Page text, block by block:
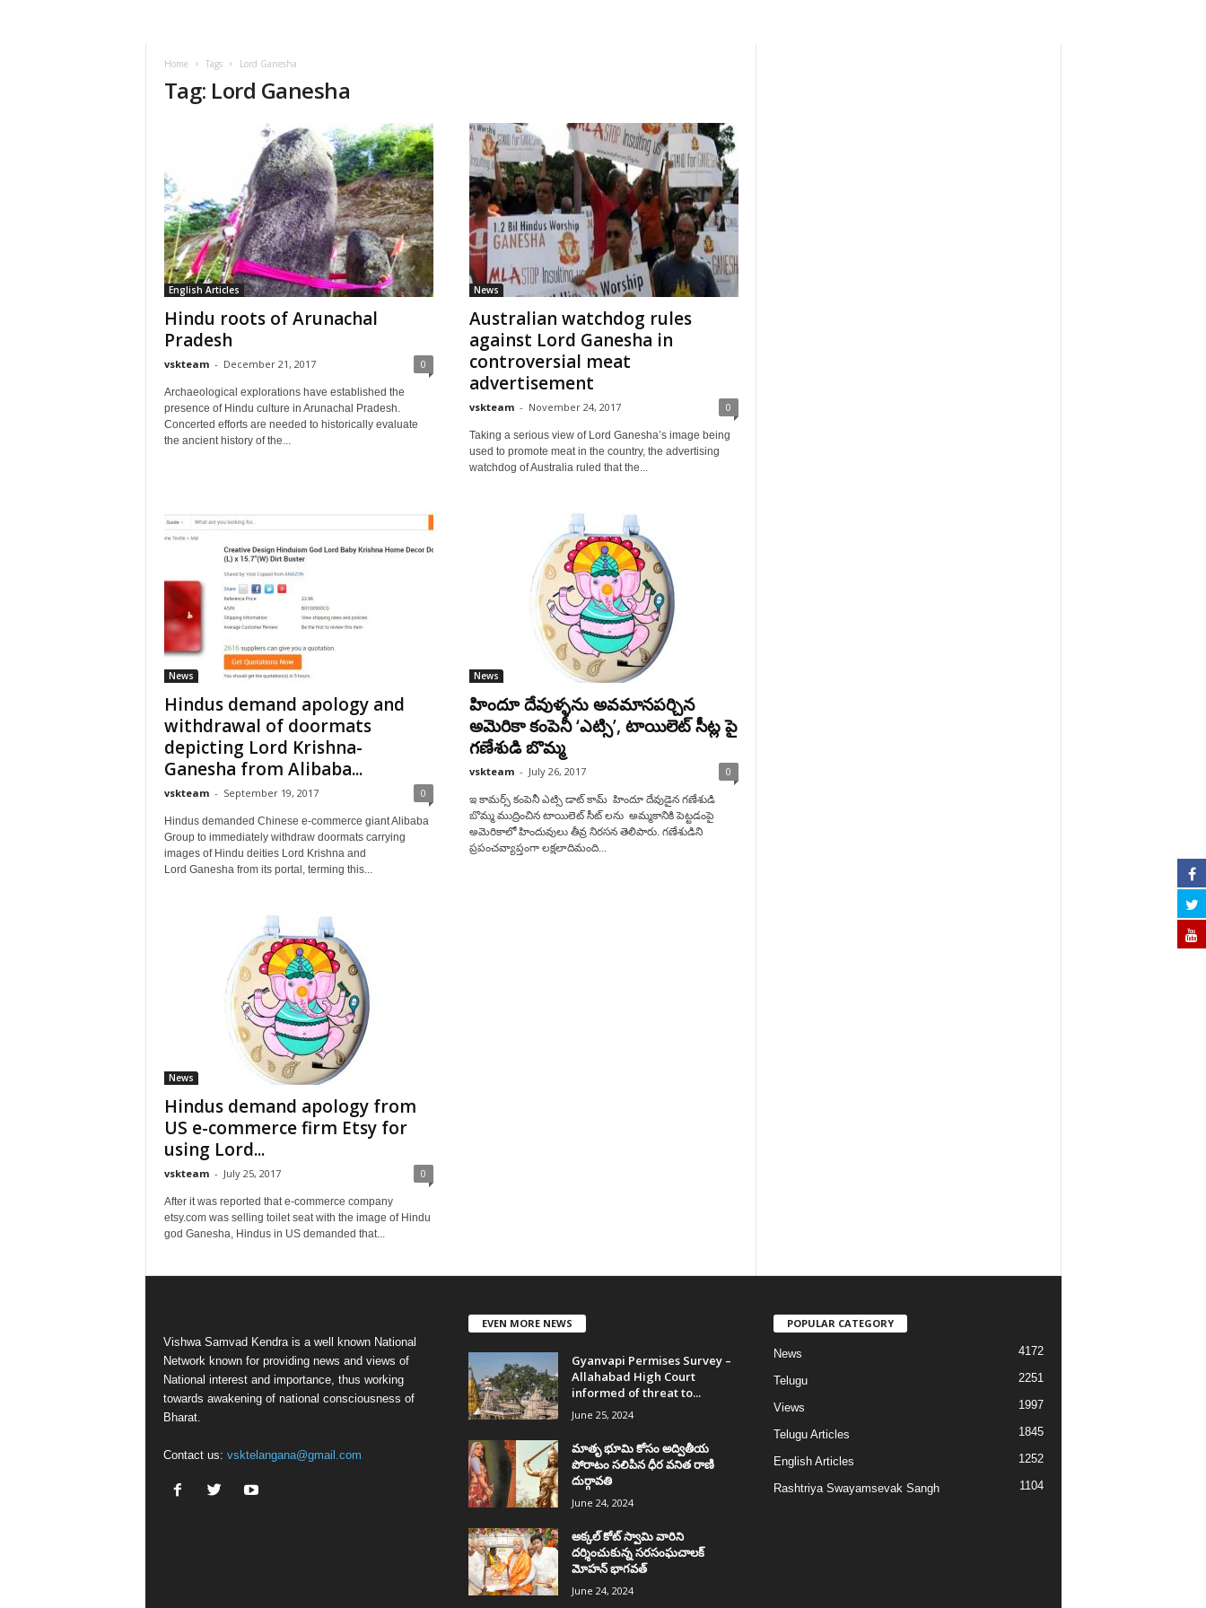
Home Tags Lord Ganesha
Tag: Lord Ganesha
English Articles
Hindu roots of Arunachal
Pradesh
vskteam - December 21, 2017 0
Archaeological explorations have established the
presence of Hindu culture in Arunachal Pradesh.
Concerted efforts are needed to historically evaluate
the ancient history of the...
News
Australian watchdog rules
against Lord Ganesha in
controversial meat
advertisement
vskteam - November 24, 2017 0
Taking a serious view of Lord Ganesha’s image being
used to promote meat in the country, the advertising
watchdog of Australia ruled that the...
News
Hindus demand apology and
withdrawal of doormats
depicting Lord Krishna-
Ganesha from Alibaba...
vskteam - September 19, 2017 0
Hindus demanded Chinese e-commerce giant Alibaba
Group to immediately withdraw doormats carrying
images of Hindu deities Lord Krishna and
Lord Ganesha from its portal, terming this...
News
హిందూ దేవుళ్ళను అవమానపర్చిన
అమెరికా కంపెనీ ‘ఎట్సి’, టాయిలెట్ సీట్ల పై
గణేశుడి బొమ్మ
vskteam - July 26, 2017 0
ఇ కామర్స్ కంపెనీ ఎట్సి డాట్ కామ్ హిందూ దేవుడైన గణేశుడి
బొమ్మ ముద్రించిన టాయిలెట్ సీట్ లను అమ్మకానికి పెట్టడంపై
అమెరికాలో హిందువులు తీవ్ర నిరసన తెలిపారు. గణేశుడిని
ప్రపంచవ్యాప్తంగా లక్షలాదిమంది...
News
Hindus demand apology from
US e-commerce firm Etsy for
using Lord...
vskteam - July 25, 2017 0
After it was reported that e-commerce company
etsy.com was selling toilet seat with the image of Hindu
god Ganesha, Hindus in US demanded that...
Vishwa Samvad Kendra is a well known National
Network known for providing news and views of
National interest and importance, thus working
towards awakening of national consciousness of
Bharat.
Contact us: vsktelangana@gmail.com
EVEN MORE NEWS
Gyanvapi Permises Survey –
Allahabad High Court
informed of threat to...
June 25, 2024
మాతృ భూమి కోసం అద్వితీయ
పోరాటం సలిపిన ధీర వనిత రాణి
దుర్గావతి
June 24, 2024
అక్కల్‌ కోట్‌ స్వామి వారిని
దర్శించుకున్న సరసంఘచాలక్
మోహన్ భాగవత్
June 24, 2024
POPULAR CATEGORY
News 4172
Telugu 2251
Views 1997
Telugu Articles 1845
English Articles 1252
Rashtriya Swayamsevak Sangh 1104